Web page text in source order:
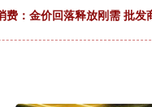
费：金价回落释放刚需 批发